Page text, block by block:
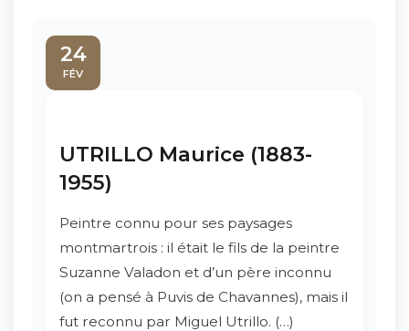
24
FÉV
UTRILLO Maurice (1883-
1955)
Peintre connu pour ses paysages
montmartrois : il était le fils de la peintre
Suzanne Valadon et d’un père inconnu
(on a pensé à Puvis de Chavannes), mais il
fut reconnu par Miguel Utrillo. (…)